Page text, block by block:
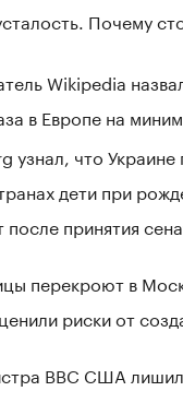
Почему
Wikipedia
в Европе на
узнал, что
дети при
после принятия
перекроют в
риски от
ВВС США